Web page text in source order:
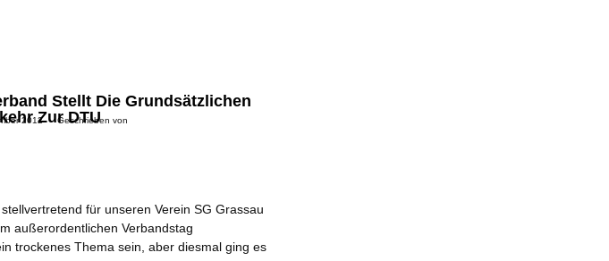
Stellt Die Grundsätzlichen
Zur DTU
2012
Geschrieben von
für unseren Verein SG Grassau
außerordentlichen Verbandstag
trockenes Thema sein, aber diesmal ging es